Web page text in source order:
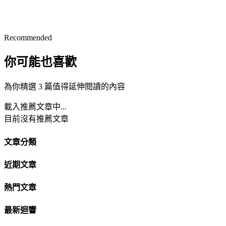
Recommended
你可能也喜歡
為你精選 3 篇值得延伸閱讀的內容
載入推薦文章中...
目前沒有推薦文章
文章分類
近期文章
熱門文章
最新迴響